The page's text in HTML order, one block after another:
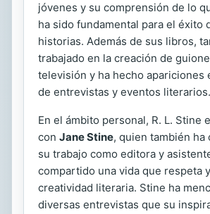
jóvenes y su comprensión de lo
ha sido fundamental para el éxito
historias. Además de sus libros,
trabajado en la creación de
televisión y ha hecho apariciones
de entrevistas y eventos literarios.
En el ámbito personal, R. L. Stine
con Jane Stine, quien también ha
su trabajo como editora y
compartido una vida que respeta
creatividad literaria. Stine ha
diversas entrevistas que su